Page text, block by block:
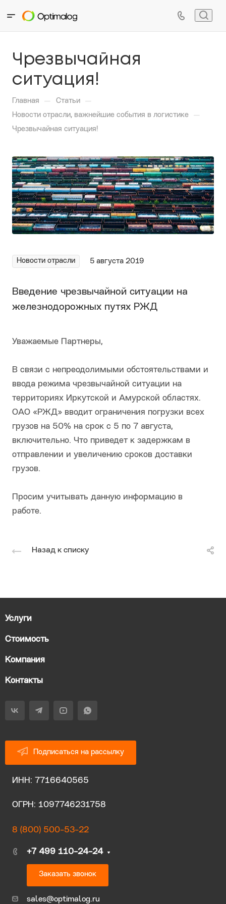
Чрезвычайная
ситуация!
Главная — Статьи —
Новости отрасли, важнейшие события в логистике —
Чрезвычайная ситуация!
Новости отрасли 5 августа 2019
Введение чрезвычайной ситуации на
железнодорожных путях РЖД
Уважаемые Партнеры,
В связи с непреодолимыми обстоятельствами и
ввода режима чрезвычайной ситуации на
территориях Иркутской и Амурской областях.
ОАО «РЖД» вводит ограничения погрузки всех
грузов на 50% на срок с 5 по 7 августа,
включительно. Что приведет к задержкам в
отправлении и увеличению сроков доставки
грузов.
Просим учитывать данную информацию в
работе.
Назад к списку
Услуги
Стоимость
Компания
Контакты
Подписаться на рассылку
ИНН: 7716640565
ОГРН: 1097746231758
8 (800) 500-53-22
+7 499 110-24-24
Заказать звонок
sales@optimalog.ru